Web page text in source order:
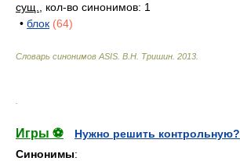
сущ.
, кол-во синонимов: 1
• блок (64)
Словарь синонимов ASIS. В.Н. Тришин 2013
Игры ⚽
Нужно решить контрольную?
Синонимы: